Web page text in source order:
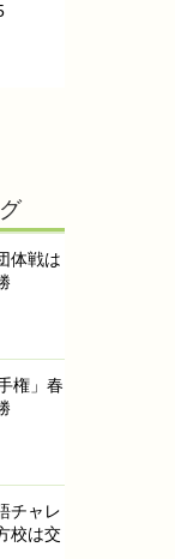
体戦は
権」春
チャレ
校は交